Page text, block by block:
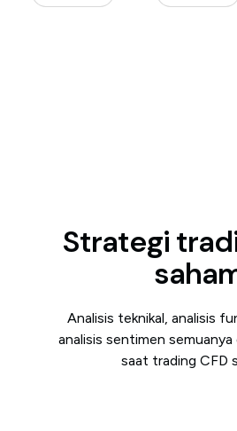
Strategi
Analisis teknikal, analisis
analisis sentimen semuanya
saat trading CFD